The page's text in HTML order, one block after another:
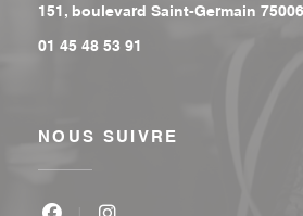
151, boulevard Saint-Germain
01 45 48 53 91
NOUS SUIVRE